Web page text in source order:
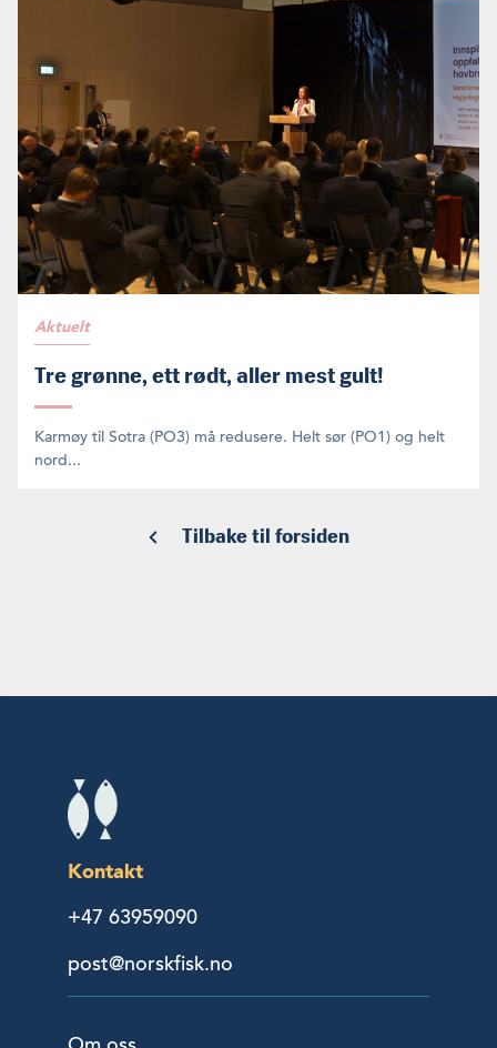
Aktuelt
Tre grønne, ett rødt, aller mest gult!
Karmøy til Sotra (PO3) må redusere. Helt sør (PO1) og helt
nord...
Tilbake til forsiden
Kontakt
+47 63959090
post@norskfisk.no